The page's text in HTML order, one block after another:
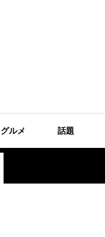
グルメ 話題